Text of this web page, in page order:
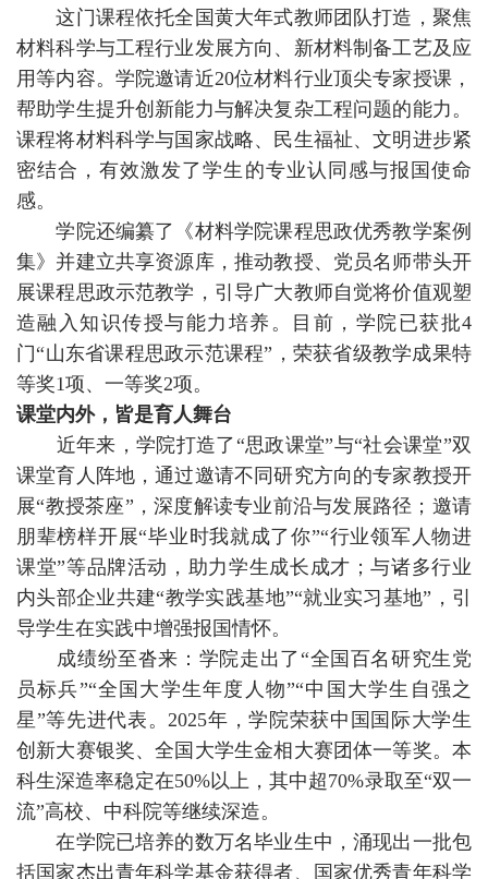
这门课程依托全国黄大年式教师团队打造，聚焦
材料科学与工程行业发展方向、新材料制备工艺及应
用等内容。学院邀请近20位材料行业顶尖专家授课，
帮助学生提升创新能力与解决复杂工程问题的能力。
课程将材料科学与国家战略、民生福祉、文明进步紧
密结合，有效激发了学生的专业认同感与报国使命
感。
学院还编纂了《材料学院课程思政优秀教学案例
集》并建立共享资源库，推动教授、党员名师带头开
展课程思政示范教学，引导广大教师自觉将价值观塑
造融入知识传授与能力培养。目前，学院已获批4
门“山东省课程思政示范课程”，荣获省级教学成果特
等奖1项、一等奖2项。
课堂内外，皆是育人舞台
近年来，学院打造了“思政课堂”与“社会课堂”双
课堂育人阵地，通过邀请不同研究方向的专家教授开
展“教授茶座”，深度解读专业前沿与发展路径；邀请
朋辈榜样开展“毕业时我就成了你”“行业领军人物进
课堂”等品牌活动，助力学生成长成才；与诸多行业
内头部企业共建“教学实践基地”“就业实习基地”，引
导学生在实践中增强报国情怀。
成绩纷至沓来：学院走出了“全国百名研究生党
员标兵”“全国大学生年度人物”“中国大学生自强之
星”等先进代表。2025年，学院荣获中国国际大学生
创新大赛银奖、全国大学生金相大赛团体一等奖。本
科生深造率稳定在50%以上，其中超70%录取至“双一
流”高校、中科院等继续深造。
在学院已培养的数万名毕业生中，涌现出一批包
括国家杰出青年科学基金获得者、国家优秀青年科学